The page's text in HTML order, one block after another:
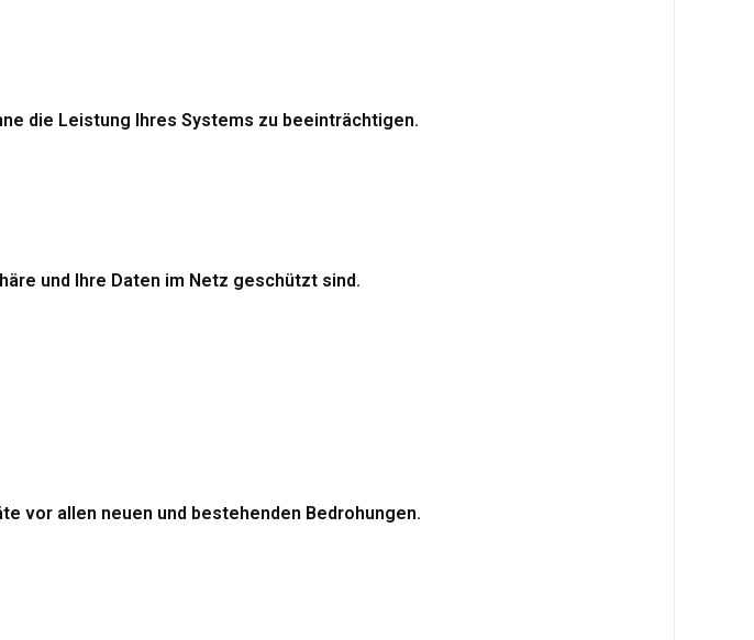
die Leistung Ihres Systems zu beeinträchtigen.
und Ihre Daten im Netz geschützt sind.
vor allen neuen und bestehenden Bedrohungen.